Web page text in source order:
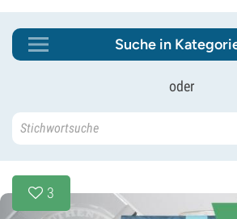
Suche in
oder
3